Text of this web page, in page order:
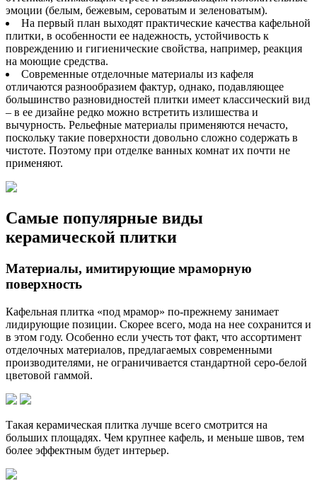
эмоции (белым, бежевым, сероватым и зеленоватым).
На первый план выходят практические качества кафельной
плитки, в особенности ее надежность, устойчивость к
повреждению и гигиенические свойства, например, реакция
на моющие средства.
Современные отделочные материалы из кафеля
отличаются разнообразием фактур, однако, подавляющее
большинство разновидностей плитки имеет классический вид
– в ее дизайне редко можно встретить излишества и
вычурность. Рельефные материалы применяются нечасто,
поскольку такие поверхности довольно сложно содержать в
чистоте. Поэтому при отделке ванных комнат их почти не
применяют.
Самые популярные виды
керамической плитки
Материалы, имитирующие мраморную
поверхность
Кафельная плитка «под мрамор» по-прежнему занимает
лидирующие позиции. Скорее всего, мода на нее сохранится и
в этом году. Особенно если учесть тот факт, что ассортимент
отделочных материалов, предлагаемых современными
производителями, не ограничивается стандартной серо-белой
цветовой гаммой.
Такая керамическая плитка лучше всего смотрится на
больших площадях. Чем крупнее кафель, и меньше швов, тем
более эффектным будет интерьер.